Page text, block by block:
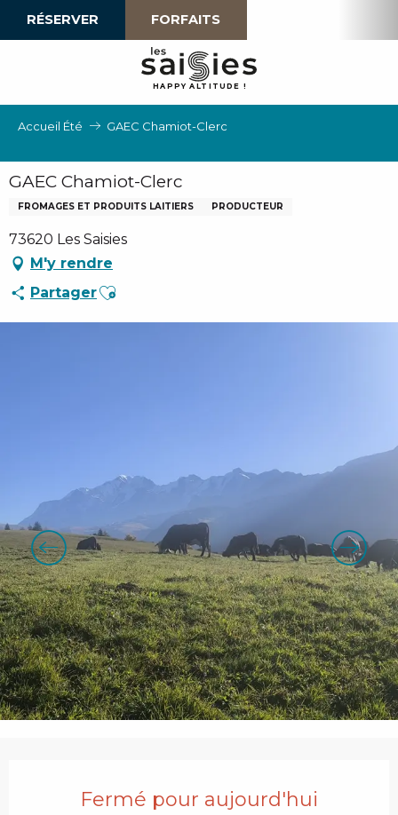
RÉSERVER FORFAITS
HAPPY ALTI TU D E !
Accueil Été GAEC Chamiot-Clerc
GAEC Chamiot-Clerc
FROMAGES ET PRODUITS LAITIERS PRODUCTEUR
73620 Les Saisies
M'y rendre
PartagerAjouter aux favoris
Fermé pour aujourd'hui